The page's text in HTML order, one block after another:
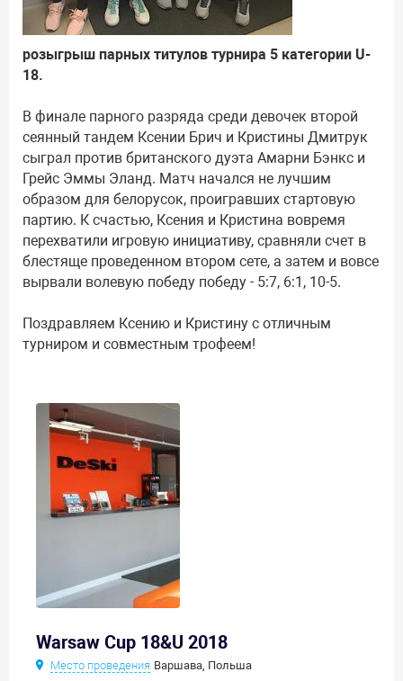
розыгрыш парных титулов турнира 5 категории U-
18.
В финале парного разряда среди девочек второй
сеянный тандем Ксении Брич и Кристины Дмитрук
сыграл против британского дуэта Амарни Бэнкс и
Грейс Эммы Эланд. Матч начался не лучшим
образом для белорусок, проигравших стартовую
партию. К счастью, Ксения и Кристина вовремя
перехватили игровую инициативу, сравняли счет в
блестяще проведенном втором сете, а затем и вовсе
вырвали волевую победу победу - 5:7, 6:1, 10-5.
Поздравляем Ксению и Кристину с отличным
турниром и совместным трофеем!
Warsaw Cup 18&U 2018
Место проведения Варшава, Польша